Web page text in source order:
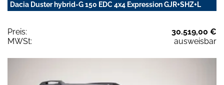
Dacia Duster hybrid-G 150 EDC 4x4 Expression GJR+SHZ+L
Preis:
30.519,00 €
MWSt:
ausweisbar